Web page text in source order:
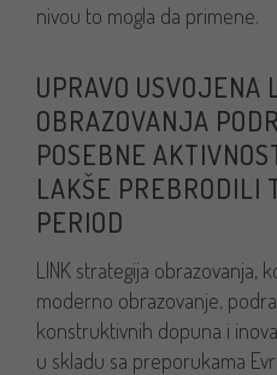
nivou to mogla da primene.
UPRAVO USVOJENA
OBRAZOVANJA
POSEBNE
LAKŠE PREBRODILI
PERIOD
LINK strategija obrazovanja,
moderno obrazovanje,
konstruktivnih dopuna i
u skladu sa preporukama